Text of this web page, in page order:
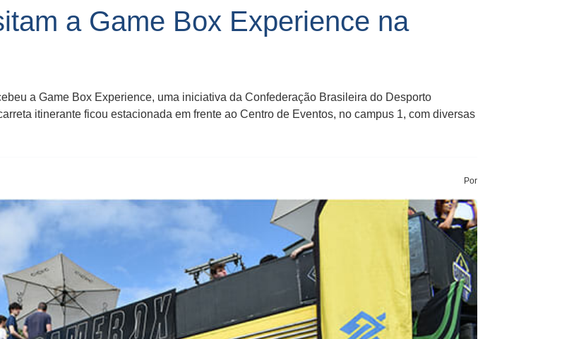
a Game Box Experience na
a Game Box Experience, uma iniciativa da Confederação Brasileira do Desporto
itinerante ficou estacionada em frente ao Centro de Eventos, no campus 1, com diversas
Por